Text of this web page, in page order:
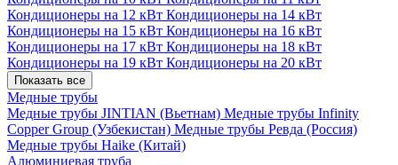
Кондиционеры на 12 кВт Кондиционеры на 14 кВт
Кондиционеры на 15 кВт Кондиционеры на 16 кВт
Кондиционеры на 17 кВт Кондиционеры на 18 кВт
Кондиционеры на 19 кВт Кондиционеры на 20 кВт
Показать все
Медные трубы
Медные трубы JINTIAN (Вьетнам) Медные трубы Infinity
Copper Group (Узбекистан) Медные трубы Ревда (Россия)
Медные трубы Haike (Китай)
Алюминиевая труба